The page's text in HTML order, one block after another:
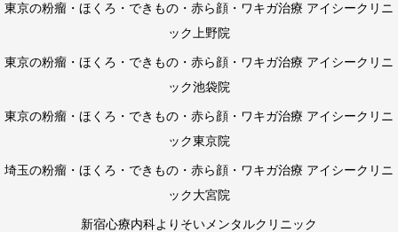
東京の粉瘤・ほくろ・できもの・赤ら顔・ワキガ治療 アイシークリニ
ック上野院
東京の粉瘤・ほくろ・できもの・赤ら顔・ワキガ治療 アイシークリニ
ック池袋院
東京の粉瘤・ほくろ・できもの・赤ら顔・ワキガ治療 アイシークリニ
ック東京院
埼玉の粉瘤・ほくろ・できもの・赤ら顔・ワキガ治療 アイシークリニ
ック大宮院
新宿心療内科よりそいメンタルクリニック